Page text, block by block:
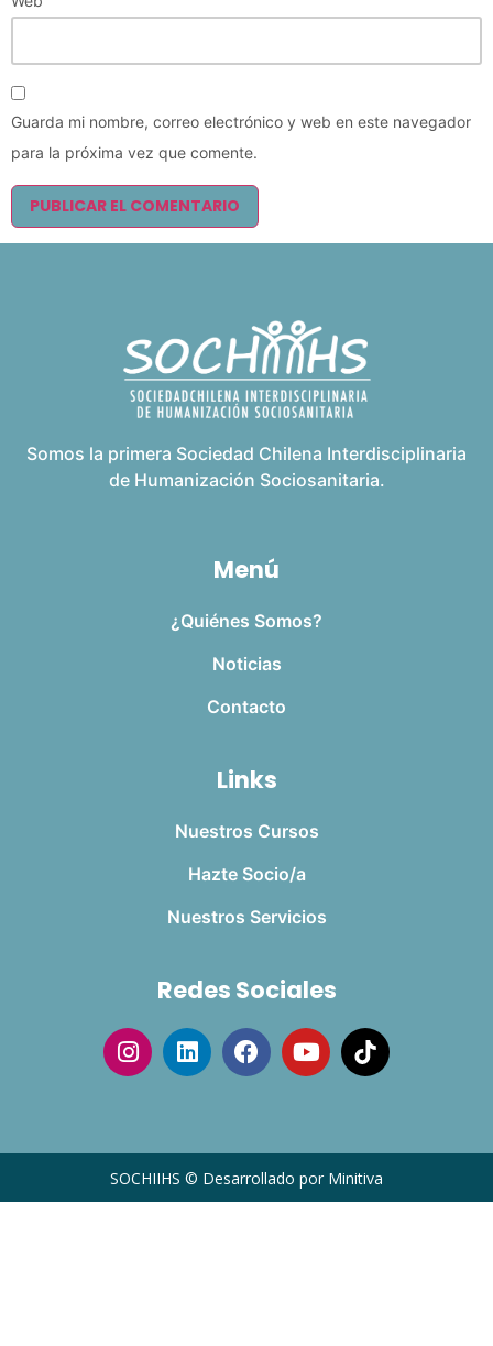
Guarda mi nombre, correo electrónico y web en este navegador
para la próxima vez que comente.
Somos la primera Sociedad Chilena Interdisciplinaria
de Humanización Sociosanitaria.
Menú
¿Quiénes Somos?
Noticias
Contacto
Links
Nuestros Cursos
Hazte Socio/a
Nuestros Servicios
Redes Sociales
SOCHIIHS © Desarrollado por Minitiva